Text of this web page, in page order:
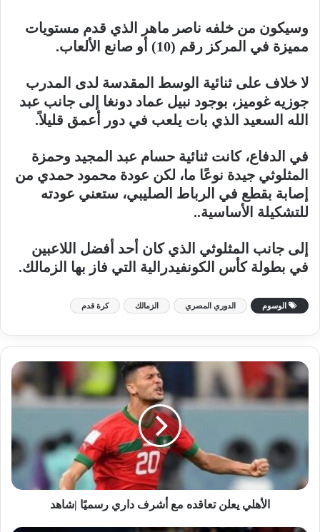
وسيكون من خلفه ناصر ماهر الذي قدم مستويات
مميزة في المركز رقم (10) أو صانع الألعاب.
لا خلاف على ثنائية الوسط المقدسة لدى المدرب
جوزيه غوميز، بوجود نبيل عماد دونغا إلى جانب عبد
الله السعيد الذي بات يلعب في دور أعمق قليلاً.
في الدفاع، كانت ثنائية حسام عبد المجيد وحمزة
المثلوثي جيدة نوعًا ما، لكن عودة محمود حمدي من
إصابة بقطع في الرباط الصليبي، ستعني عودته
للتشكيلة الأساسية..
إلى جانب المثلوثي الذي كان أحد أفضل اللاعبين
في بطولة كأس الكونفيدرالية التي فاز بها الزمالك.
الوسوم الدوري المصري الزمالك كرة قدم
الأهلي يعلن تعاقده مع أشرف داري رسميًا |شاهد